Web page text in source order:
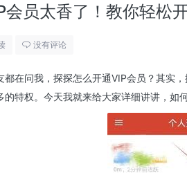
会员太香了！教你轻松
没有评论
都在问我，探探怎么开通VIP会员？其实
的特权。今天我就来给大家详细讲讲，如